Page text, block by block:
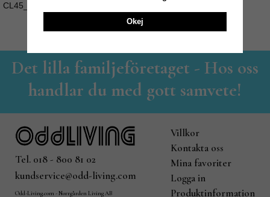
CL45_ACSS22187
Det lilla familjeföretaget - Hos oss
handlar du med gott samvete!
Tel. 018 - 800 81 02
kundservice@odd-living.com
Odd-Living.com - Norrgården Living AB
Villkor
Kontakta oss
Mina favoriter
Logga in
Produktinformation
Okej